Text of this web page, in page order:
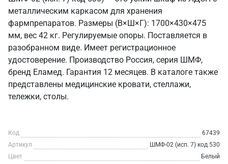
металлическим каркасом для хранения
фармпрепаратов. Размеры (В×Ш×Г): 1700×430×475
мм, вес 42 кг. Регулируемые опоры. Поставляется в
разобранном виде. Имеет регистрационное
удостоверение. Производство Россия, серия ШМФ,
бренд Еламед. Гарантия 12 месяцев. В каталоге также
представлены медицинские кровати, стеллажи,
тележки, столы.
Код
67439
Артикул
ШМФ-02 (исп. 7) код 530
Цвет
Белый